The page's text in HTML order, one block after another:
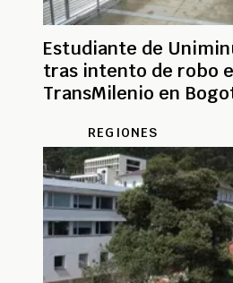
Estudiante de
tras intento de robo
TransMilenio en
REGIONES